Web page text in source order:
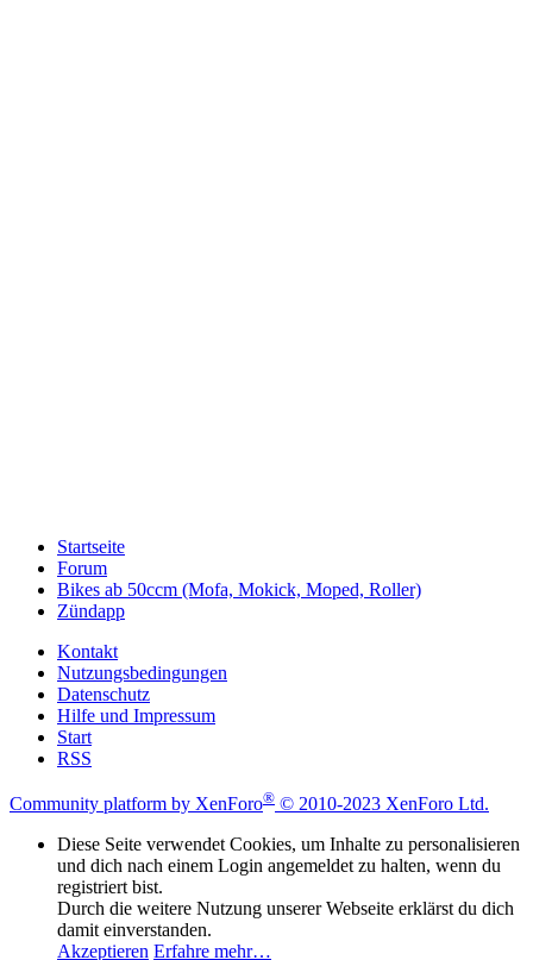
Startseite
Forum
Bikes ab 50ccm (Mofa, Mokick, Moped, Roller)
Zündapp
Kontakt
Nutzungsbedingungen
Datenschutz
Hilfe und Impressum
Start
RSS
Community platform by XenForo® © 2010-2023 XenForo Ltd.
Diese Seite verwendet Cookies, um Inhalte zu personalisieren
und dich nach einem Login angemeldet zu halten, wenn du
registriert bist.
Durch die weitere Nutzung unserer Webseite erklärst du dich
damit einverstanden.
Akzeptieren Erfahre mehr…